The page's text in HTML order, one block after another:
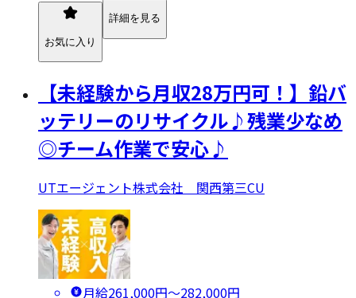
お気に入り
詳細を見る
【未経験から月収28万円可！】鉛バ
ッテリーのリサイクル♪残業少なめ
◎チーム作業で安心♪
UTエージェント株式会社 関西第三CU
月給261,000円〜282,000円